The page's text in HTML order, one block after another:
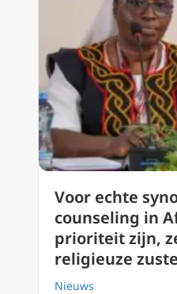
Voor echte
counseling in
prioriteit zijn,
religieuze
Nieuws